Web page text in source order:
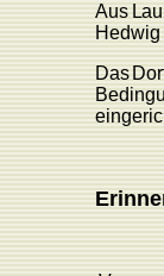
AusL
Hedwig
Das
ein